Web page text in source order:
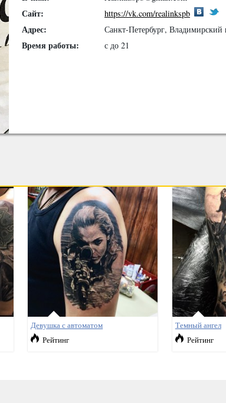
Сайт: https://vk.com/realinkspb
Адрес: Санкт-Петербург, Владимирский
Время работы: с до 21
Девушка с автоматом
Рейтинг
Темный ангел
Рейтинг